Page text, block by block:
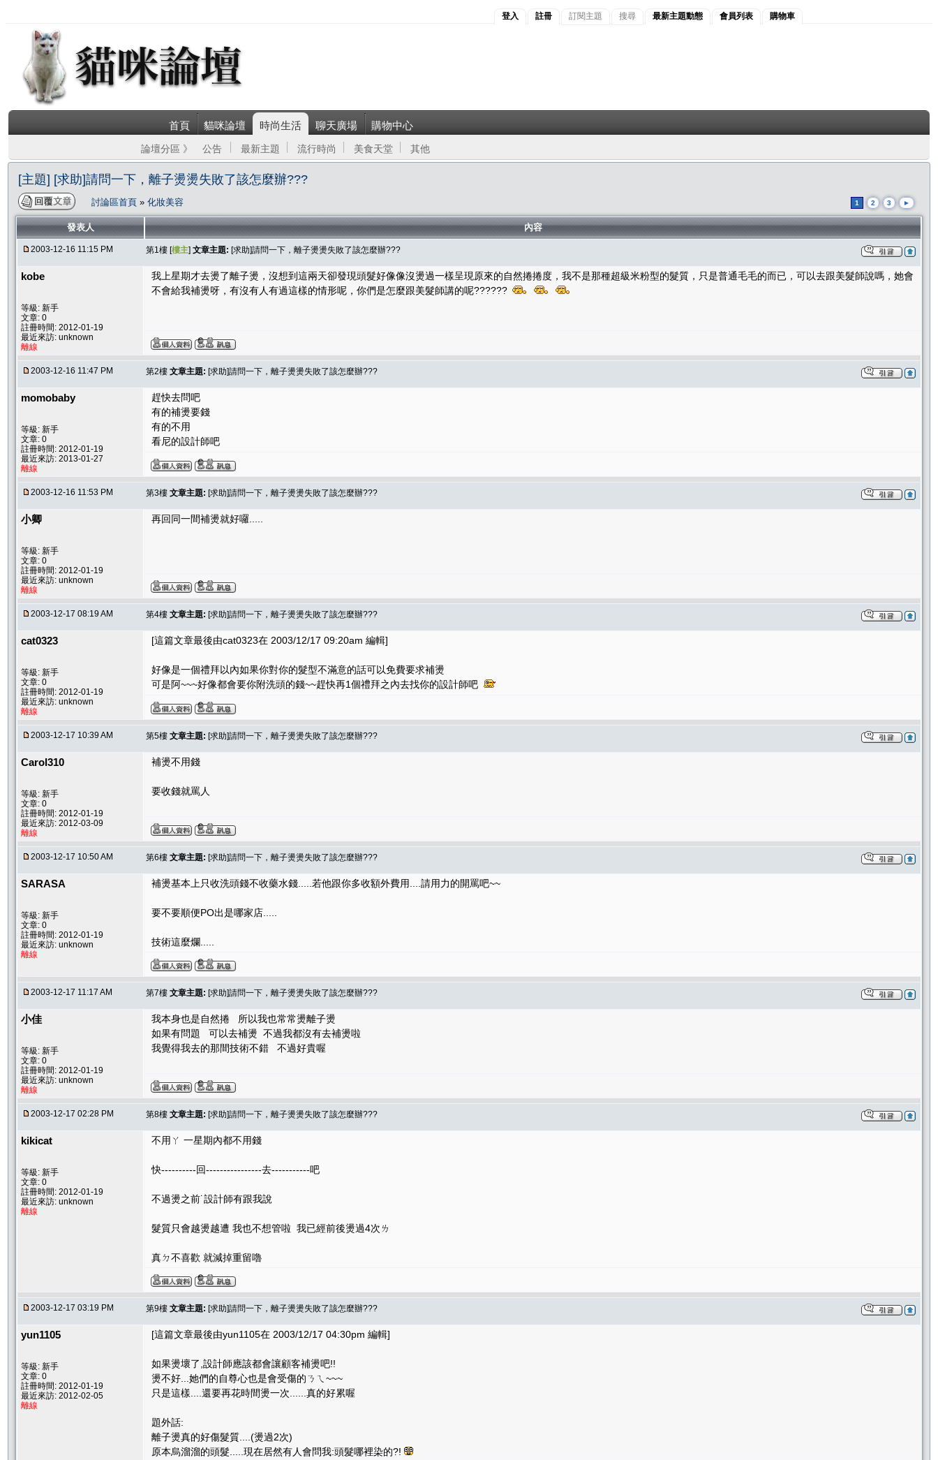
登入 註冊 訂閱主題 搜尋 最新主題動態 會員列表 購物車
首頁 貓咪論壇 時尚生活 聊天廣場 購物中心
論壇分區 》 公告 最新主題 流行時尚 美食天堂 其他
[主題] [求助]請問一下，離子燙燙失敗了該怎麼辦???
討論區首頁 » 化妝美容 1 2 3 ►
發表人 內容
2003-12-16 11:15 PM 第1樓 [樓主] 文章主題: [求助]請問一下，離子燙燙失敗了該怎麼辦???
kobe
等級: 新手
文章: 0
註冊時間: 2012-01-19
最近來訪: unknown
離線
我上星期才去燙了離子燙，沒想到這兩天卻發現頭髮好像像沒燙過一樣呈現原來的自然捲捲度，我不是那種超級米粉型的髮質，只是普通毛毛的而已，可以去跟美髮師說嗎，她會
不會給我補燙呀，有沒有人有過這樣的情形呢，你們是怎麼跟美髮師講的呢??????
2003-12-16 11:47 PM 第2樓 文章主題: [求助]請問一下，離子燙燙失敗了該怎麼辦???
momobaby
等級: 新手
文章: 0
註冊時間: 2012-01-19
最近來訪: 2013-01-27
離線
趕快去問吧
有的補燙要錢
有的不用
看尼的設計師吧
2003-12-16 11:53 PM 第3樓 文章主題: [求助]請問一下，離子燙燙失敗了該怎麼辦???
小卿
等級: 新手
文章: 0
註冊時間: 2012-01-19
最近來訪: unknown
離線
再回同一間補燙就好囉.....
2003-12-17 08:19 AM 第4樓 文章主題: [求助]請問一下，離子燙燙失敗了該怎麼辦???
cat0323
等級: 新手
文章: 0
註冊時間: 2012-01-19
最近來訪: unknown
離線
[這篇文章最後由cat0323在 2003/12/17 09:20am 編輯]
好像是一個禮拜以內如果你對你的髮型不滿意的話可以免費要求補燙
可是阿~~~好像都會要你附洗頭的錢~~趕快再1個禮拜之內去找你的設計師吧
2003-12-17 10:39 AM 第5樓 文章主題: [求助]請問一下，離子燙燙失敗了該怎麼辦???
Carol310
等級: 新手
文章: 0
註冊時間: 2012-01-19
最近來訪: 2012-03-09
離線
補燙不用錢
要收錢就罵人
2003-12-17 10:50 AM 第6樓 文章主題: [求助]請問一下，離子燙燙失敗了該怎麼辦???
SARASA
等級: 新手
文章: 0
註冊時間: 2012-01-19
最近來訪: unknown
離線
補燙基本上只收洗頭錢不收藥水錢.....若他跟你多收額外費用....請用力的開罵吧~~
要不要順便PO出是哪家店.....
技術這麼爛.....
2003-12-17 11:17 AM 第7樓 文章主題: [求助]請問一下，離子燙燙失敗了該怎麼辦???
小佳
等級: 新手
文章: 0
註冊時間: 2012-01-19
最近來訪: unknown
離線
我本身也是自然捲 所以我也常常燙離子燙
如果有問題 可以去補燙 不過我都沒有去補燙啦
我覺得我去的那間技術不錯 不過好貴喔
2003-12-17 02:28 PM 第8樓 文章主題: [求助]請問一下，離子燙燙失敗了該怎麼辦???
kikicat
等級: 新手
文章: 0
註冊時間: 2012-01-19
最近來訪: unknown
離線
不用ㄚ 一星期內都不用錢
快----------回----------------去-----------吧
不過燙之前˙設計師有跟我說
髮質只會越燙越遭 我也不想管啦 我已經前後燙過4次ㄌ
真ㄉ不喜歡 就減掉重留嚕
2003-12-17 03:19 PM 第9樓 文章主題: [求助]請問一下，離子燙燙失敗了該怎麼辦???
yun1105
等級: 新手
文章: 0
註冊時間: 2012-01-19
最近來訪: 2012-02-05
離線
[這篇文章最後由yun1105在 2003/12/17 04:30pm 編輯]
如果燙壞了,設計師應該都會讓顧客補燙吧!!
燙不好...她們的自尊心也是會受傷的ㄋㄟ~~~
只是這樣....還要再花時間燙一次......真的好累喔
題外話:
離子燙真的好傷髮質....(燙過2次)
原本烏溜溜的頭髮.....現在居然有人會問我:頭髮哪裡染的?!